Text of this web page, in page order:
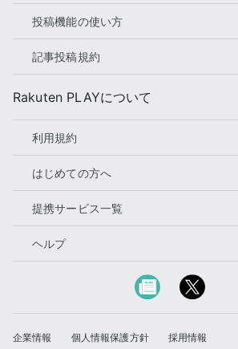
投稿機能の使い方
記事投稿規約
Rakuten PLAYについて
利用規約
はじめての方へ
提携サービス一覧
ヘルプ
企業情報 個人情報保護方針 採用情報